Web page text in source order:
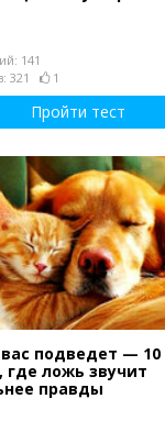
141
321
1
Пройти тест
подведет — 10
ложь звучит
правды